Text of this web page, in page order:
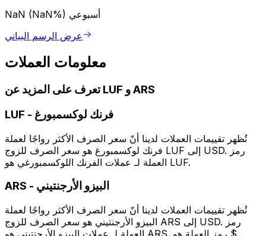
NaN (NaN%) أسبوعي
عرض الرسم البياني
معلومات العملات
تعرف على المزيد عن LUF و ARS
LUF - فرنك لوكسمبورغ
تُظهر تقييمات العملات لدينا أنّ سعر الصرف الأكثر رواجًا لعملة
فرنك لوكسمبورغ هو سعر الصرف للزوج LUF إلى USD. رمز
العملة لـ عملات الفرنك اللوكسمبورغي هو LUF.
ARS - البيزو الأرجنتيني
تُظهر تقييمات العملات لدينا أنّ سعر الصرف الأكثر رواجًا لعملة
البيزو الأرجنتيني هو سعر الصرف للزوج ARS إلى USD. رمز